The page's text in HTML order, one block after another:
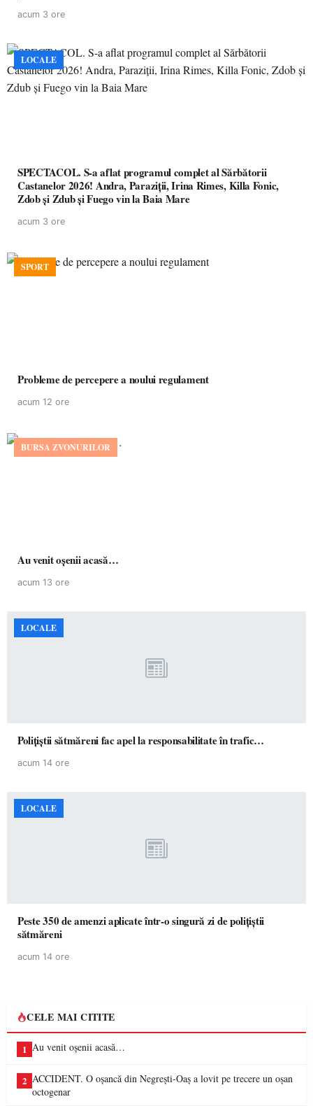
acum 3 ore
LOCALE
SPECTACOL. S-a aflat programul complet al Sărbătorii
Castanelor 2026! Andra, Paraziții, Irina Rimes, Killa Fonic,
Zdob și Zdub și Fuego vin la Baia Mare
acum 3 ore
SPORT
Probleme de percepere a noului regulament
acum 12 ore
BURSA ZVONURILOR
Au venit oșenii acasă…
acum 13 ore
LOCALE
Polițiștii sătmăreni fac apel la responsabilitate în trafic…
acum 14 ore
LOCALE
Peste 350 de amenzi aplicate într-o singură zi de polițiștii
sătmăreni
acum 14 ore
CELE MAI CITITE
1 Au venit oșenii acasă…
2 ACCIDENT. O oșancă din Negrești-Oaș a lovit pe trecere un oșan
octogenar